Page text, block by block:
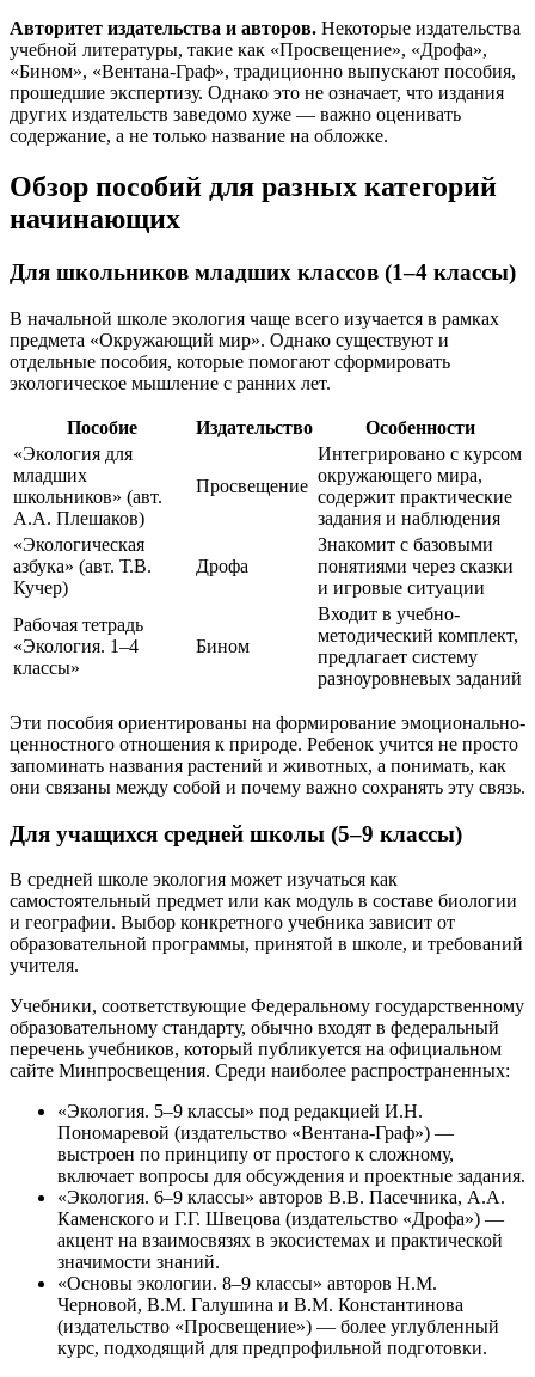
Авторитет издательства и авторов. Некоторые издательства
учебной литературы, такие как «Просвещение», «Дрофа»,
«Бином», «Вентана-Граф», традиционно выпускают пособия,
прошедшие экспертизу. Однако это не означает, что издания
других издательств заведомо хуже — важно оценивать
содержание, а не только название на обложке.
Обзор пособий для разных категорий
начинающих
Для школьников младших классов (1–4 классы)
В начальной школе экология чаще всего изучается в рамках
предмета «Окружающий мир». Однако существуют и
отдельные пособия, которые помогают сформировать
экологическое мышление с ранних лет.
Пособие Издательство
Особенности
«Экология для
младших
школьников» (авт.
А.А. Плешаков)
Просвещение
Интегрировано с курсом
окружающего мира,
содержит практические
задания и наблюдения
«Экологическая
азбука» (авт. Т.В.
Кучер)
Дрофа
Знакомит с базовыми
понятиями через сказки
и игровые ситуации
Рабочая тетрадь
«Экология. 1–4
классы»
Бином
Входит в учебно-
методический комплект,
предлагает систему
разноуровневых заданий
Эти пособия ориентированы на формирование эмоционально-
ценностного отношения к природе. Ребенок учится не просто
запоминать названия растений и животных, а понимать, как
они связаны между собой и почему важно сохранять эту связь.
Для учащихся средней школы (5–9 классы)
В средней школе экология может изучаться как
самостоятельный предмет или как модуль в составе биологии
и географии. Выбор конкретного учебника зависит от
образовательной программы, принятой в школе, и требований
учителя.
Учебники, соответствующие Федеральному государственному
образовательному стандарту, обычно входят в федеральный
перечень учебников, который публикуется на официальном
сайте Минпросвещения. Среди наиболее распространенных:
«Экология. 5–9 классы» под редакцией И.Н.
Пономаревой (издательство «Вентана-Граф») —
выстроен по принципу от простого к сложному,
включает вопросы для обсуждения и проектные задания.
«Экология. 6–9 классы» авторов В.В. Пасечника, А.А.
Каменского и Г.Г. Швецова (издательство «Дрофа») —
акцент на взаимосвязях в экосистемах и практической
значимости знаний.
«Основы экологии. 8–9 классы» авторов Н.М.
Черновой, В.М. Галушина и В.М. Константинова
(издательство «Просвещение») — более углубленный
курс, подходящий для предпрофильной подготовки.